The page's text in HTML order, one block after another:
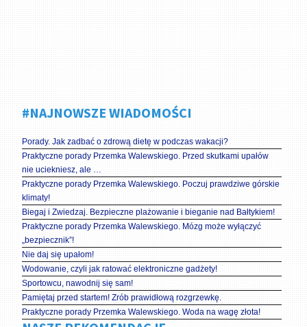
#NAJNOWSZE WIADOMOŚCI
Porady. Jak zadbać o zdrową dietę w podczas wakacji?
Praktyczne porady Przemka Walewskiego. Przed skutkami upałów
nie uciekniesz, ale …
Praktyczne porady Przemka Walewskiego. Poczuj prawdziwe górskie
klimaty!
Biegaj i Zwiedzaj. Bezpieczne plażowanie i bieganie nad Bałtykiem!
Praktyczne porady Przemka Walewskiego. Mózg może wyłączyć
„bezpiecznik”!
Nie daj się upałom!
Wodowanie, czyli jak ratować elektroniczne gadżety!
Sportowcu, nawodnij się sam!
Pamiętaj przed startem! Zrób prawidłową rozgrzewkę.
Praktyczne porady Przemka Walewskiego. Woda na wagę złota!